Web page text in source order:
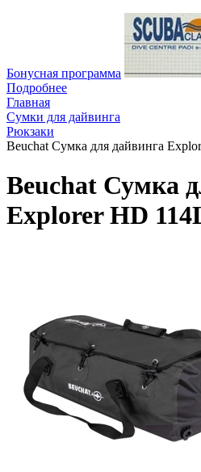
Бонусная программа
Подробнее
Главная
Сумки для дайвинга
Рюкзаки
Beuchat Сумка для дайвинга
Beuchat Сумка
Explorer HD